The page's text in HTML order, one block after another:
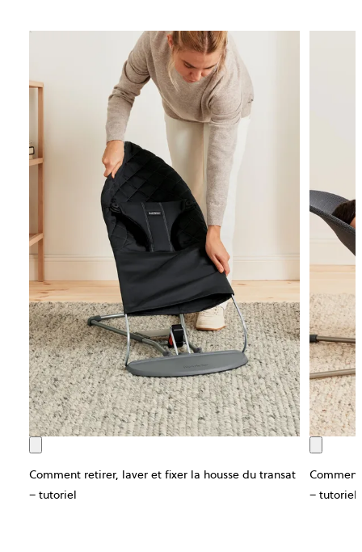
Comment retirer, laver et fixer la housse du transat
– tutoriel
– tutoriel